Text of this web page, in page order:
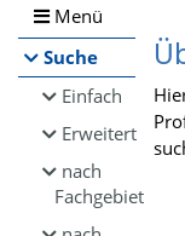
Menü
Suche
Einfach
Erweitert
nach
Fachgebiet